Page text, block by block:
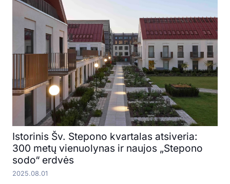
Istorinis Šv. Stepono kvartalas atsiveria:
300 metų vienuolynas ir naujos „Stepono
sodo“ erdvės
2025.08.01